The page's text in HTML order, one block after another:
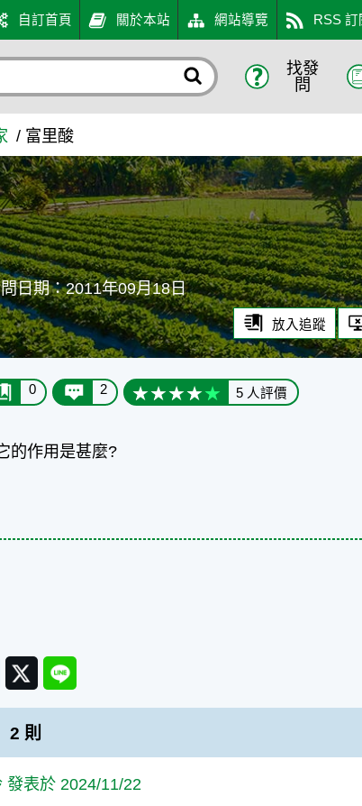
自訂首頁 關於本站 網站導覽 RSS 訂
找發
問
富里酸
日期：2011年09月18日
放入追蹤
0 2 5 人評價
的作用是甚麼?
TwitterLine
2 則
發表於 2024/11/22